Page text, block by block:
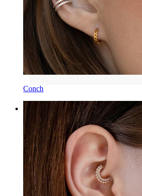
Conch
E DICAS DE CUIDADOS
Descobre tudo sobre os piercings
guia completo. Desde a colocação
de dor a dicas de cuidados
Classificação
Categorias
Umbigo
Lábio
Mamilo
Industrial
Dermal